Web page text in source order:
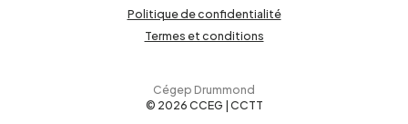
Politique de confidentialité
Termes et conditions
Cégep Drummond
© 2026 CCEG | CCTT